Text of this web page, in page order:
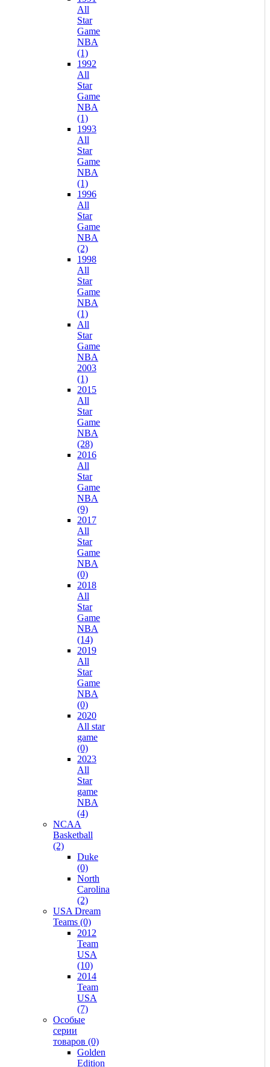
All
Star
Game
NBA
(1)
1992
All
Star
Game
NBA
(1)
1993
All
Star
Game
NBA
(1)
1996
All
Star
Game
NBA
(2)
1998
All
Star
Game
NBA
(1)
All
Star
Game
NBA
2003
(1)
2015
All
Star
Game
NBA
(28)
2016
All
Star
Game
NBA
(9)
2017
All
Star
Game
NBA
(0)
2018
All
Star
Game
NBA
(14)
2019
All
Star
Game
NBA
(0)
2020
All star
game
(0)
2023
All
Star
game
NBA
(4)
NCAA
Basketball
(2)
Duke
(0)
North
Carolina
(2)
USA Dream
Teams (0)
2012
Team
USA
(10)
2014
Team
USA
(7)
Особые
серии
товаров (0)
Golden
Edition